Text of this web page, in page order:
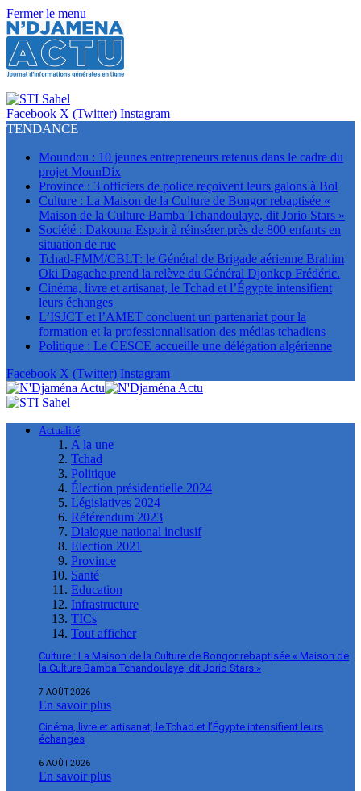
Fermer le menu
Facebook X (Twitter) Instagram
TENDANCE
Moundou : 10 jeunes entrepreneurs retenus dans le cadre du
projet MounDix
Province : 3 officiers de police reçoivent leurs galons à Bol
Culture : La Maison de la Culture de Bongor rebaptisée «
Maison de la Culture Bamba Tchandoulaye, dit Jorio Stars »
Société : Dakouna Espoir à réinsérer près de 800 enfants en
situation de rue
Tchad-FMM/CBLT: le Général de Brigade aérienne Brahim
Oki Dagache prend la relève du Général Djonkep Frédéric.
Cinéma, livre et artisanat, le Tchad et l’Égypte intensifient
leurs échanges
L’ISJCT et l’AMET concluent un partenariat pour la
formation et la professionnalisation des médias tchadiens
Politique : Le CESCE accueille une délégation algérienne
Facebook X (Twitter) Instagram
Actualité
A la une
Tchad
Politique
Élection présidentielle 2024
Législatives 2024
Référendum 2023
Dialogue national inclusif
Election 2021
Province
Santé
Education
Infrastructure
TICs
Tout afficher
Culture : La Maison de la Culture de Bongor rebaptisée « Maison de
la Culture Bamba Tchandoulaye, dit Jorio Stars »
7 AOÛT 2026
En savoir plus
Cinéma, livre et artisanat, le Tchad et l’Égypte intensifient leurs
échanges
6 AOÛT 2026
En savoir plus